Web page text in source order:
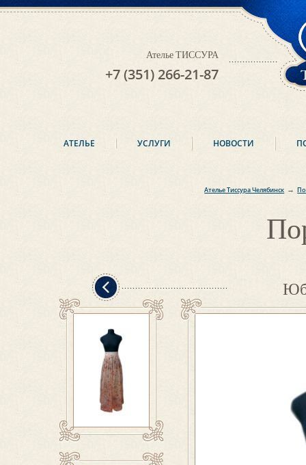
Ателье Тиссура Челябинск →
Ателье ТИССУРА
+7 (351) 266-21-87
АТЕЛЬЕ УСЛУГИ НОВОСТИ